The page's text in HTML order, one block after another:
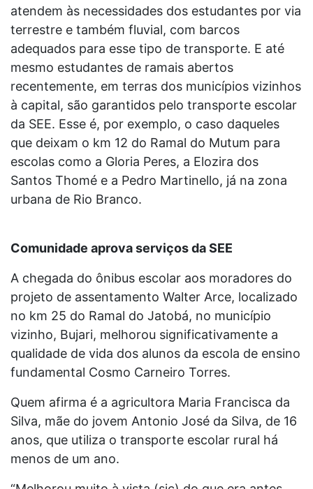
atendem às necessidades dos estudantes por via
terrestre e também fluvial, com barcos
adequados para esse tipo de transporte. E até
mesmo estudantes de ramais abertos
recentemente, em terras dos municípios vizinhos
à capital, são garantidos pelo transporte escolar
da SEE. Esse é, por exemplo, o caso daqueles
que deixam o km 12 do Ramal do Mutum para
escolas como a Gloria Peres, a Elozira dos
Santos Thomé e a Pedro Martinello, já na zona
urbana de Rio Branco.
Comunidade aprova serviços da SEE
A chegada do ônibus escolar aos moradores do
projeto de assentamento Walter Arce, localizado
no km 25 do Ramal do Jatobá, no município
vizinho, Bujari, melhorou significativamente a
qualidade de vida dos alunos da escola de ensino
fundamental Cosmo Carneiro Torres.
Quem afirma é a agricultora Maria Francisca da
Silva, mãe do jovem Antonio José da Silva, de 16
anos, que utiliza o transporte escolar rural há
menos de um ano.